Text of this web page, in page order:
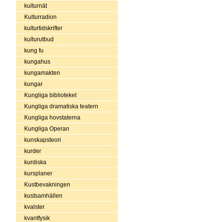
kulturnät
Kulturradion
kulturtidskrifter
kulturutbud
kung fu
kungahus
kungamakten
kungar
Kungliga biblioteket
Kungliga dramatiska teatern
Kungliga hovstaterna
Kungliga Operan
kunskapsteori
kurder
kurdiska
kursplaner
Kustbevakningen
kustsamhällen
kvalster
kvantfysik